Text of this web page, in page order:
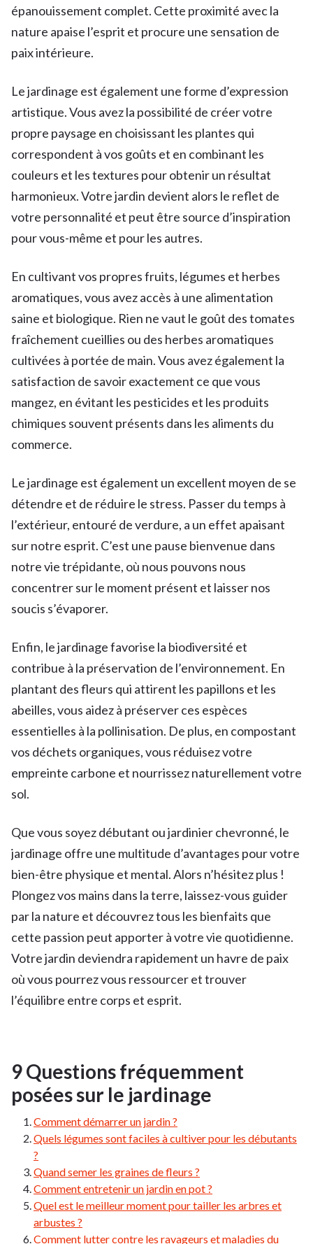
épanouissement complet. Cette proximité avec la
nature apaise l’esprit et procure une sensation de
paix intérieure.
Le jardinage est également une forme d’expression
artistique. Vous avez la possibilité de créer votre
propre paysage en choisissant les plantes qui
correspondent à vos goûts et en combinant les
couleurs et les textures pour obtenir un résultat
harmonieux. Votre jardin devient alors le reflet de
votre personnalité et peut être source d’inspiration
pour vous-même et pour les autres.
En cultivant vos propres fruits, légumes et herbes
aromatiques, vous avez accès à une alimentation
saine et biologique. Rien ne vaut le goût des tomates
fraîchement cueillies ou des herbes aromatiques
cultivées à portée de main. Vous avez également la
satisfaction de savoir exactement ce que vous
mangez, en évitant les pesticides et les produits
chimiques souvent présents dans les aliments du
commerce.
Le jardinage est également un excellent moyen de se
détendre et de réduire le stress. Passer du temps à
l’extérieur, entouré de verdure, a un effet apaisant
sur notre esprit. C’est une pause bienvenue dans
notre vie trépidante, où nous pouvons nous
concentrer sur le moment présent et laisser nos
soucis s’évaporer.
Enfin, le jardinage favorise la biodiversité et
contribue à la préservation de l’environnement. En
plantant des fleurs qui attirent les papillons et les
abeilles, vous aidez à préserver ces espèces
essentielles à la pollinisation. De plus, en compostant
vos déchets organiques, vous réduisez votre
empreinte carbone et nourrissez naturellement votre
sol.
Que vous soyez débutant ou jardinier chevronné, le
jardinage offre une multitude d’avantages pour votre
bien-être physique et mental. Alors n’hésitez plus !
Plongez vos mains dans la terre, laissez-vous guider
par la nature et découvrez tous les bienfaits que
cette passion peut apporter à votre vie quotidienne.
Votre jardin deviendra rapidement un havre de paix
où vous pourrez vous ressourcer et trouver
l’équilibre entre corps et esprit.
9 Questions fréquemment
posées sur le jardinage
Comment démarrer un jardin ?
Quels légumes sont faciles à cultiver pour les débutants
?
Quand semer les graines de fleurs ?
Comment entretenir un jardin en pot ?
Quel est le meilleur moment pour tailler les arbres et
arbustes ?
Comment lutter contre les ravageurs et maladies du